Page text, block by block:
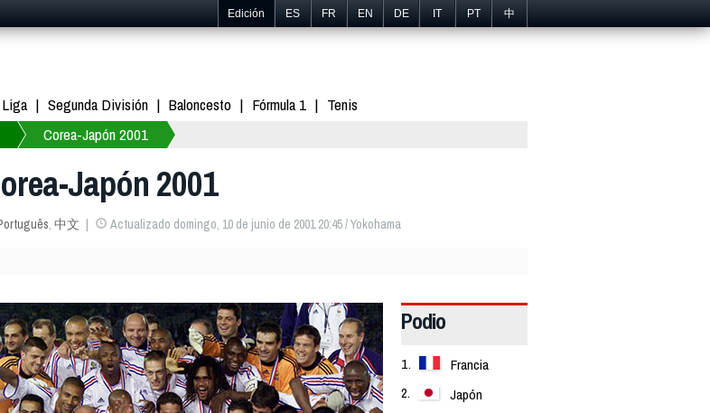
Edición ES FR EN DE IT PT 中
Liga Segunda División Baloncesto Fórmula 1
Tenis
Corea-Japón 2001
Japón 2001
, 中文 Actualizado domingo, 10 de junio de 2001 20:45 / Yokohama
Podio
Francia
Japón